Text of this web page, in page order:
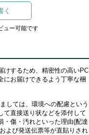
く
ュー可能です
けするため、精密性の高いPC
にお届けできるよう丁寧な梱
しては、環境への配慮という
て直接送り状などを添付して
・傷・汚れといった理由(配達
よび発送伝票等が直貼りされ